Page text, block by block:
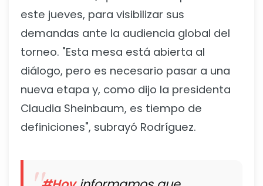
este jueves, para visibilizar sus
demandas ante la audiencia global del
torneo. "Esta mesa está abierta al
diálogo, pero es necesario pasar a una
nueva etapa y, como dijo la presidenta
Claudia Sheinbaum, es tiempo de
definiciones", subrayó Rodríguez.